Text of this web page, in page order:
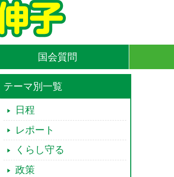
国会質問
テーマ別一覧
日程
レポート
くらし守る
政策